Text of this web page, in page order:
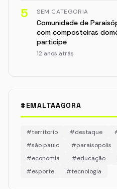
5 SEM CATEGORIA
Comunidade de
com composteiras
participe
12 anos atrás
#EMALTAAGORA
#territorio #destaque
#são paulo
#paraisopolis
#economia
#educação
#esporte
#tecnologia